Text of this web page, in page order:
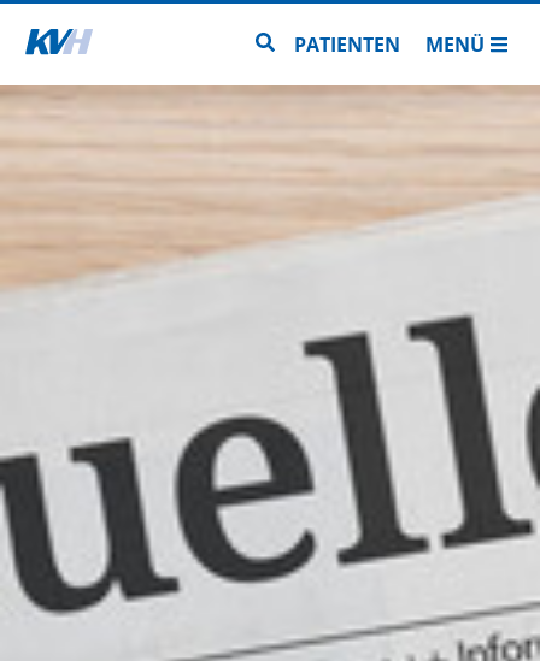
Zur Startseite Zur Seitensuche
PATIENTEN MENÜ